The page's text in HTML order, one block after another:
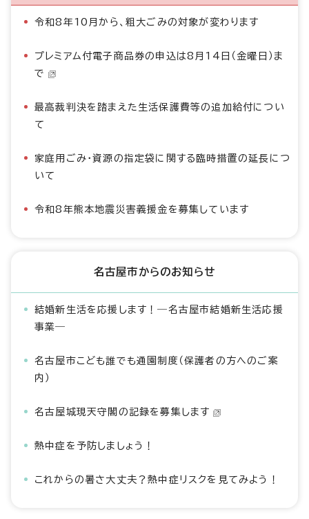
令和8年10月から、粗大ごみの対象が変わります
プレミアム付電子商品券の申込は8月14日（金曜日）ま
で
最高裁判決を踏まえた生活保護費等の追加給付につい
て
家庭用ごみ・資源の指定袋に関する臨時措置の延長につ
いて
令和8年熊本地震災害義援金を募集しています
名古屋市からのお知らせ
結婚新生活を応援します！―名古屋市結婚新生活応援
事業―
名古屋市こども誰でも通園制度（保護者の方へのご案
内）
名古屋城現天守閣の記録を募集します
熱中症を予防しましょう！
これからの暑さ大丈夫？熱中症リスクを見てみよう！